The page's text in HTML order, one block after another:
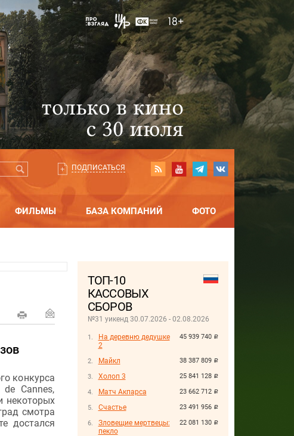
ПОДПИСАТЬСЯ
ФИЛЬМЫ БАЗА КОМПАНИЙ ФОТО
ТОП-10
КАССОВЫХ
СБОРОВ
№31 уикенд 30.07.2026 - 02.08.2026
45 939 740 руб.
На деревню дедушке
2
38 387 809 руб.
Майкл
25 841 128 руб.
Холоп 3
23 662 712 руб.
Матч Акпарса
23 491 956 руб.
Счастье
22 081 130 руб.
Зловещие мертвецы:
пекло
конкурса
Cannes,
некоторых
смотра
достался